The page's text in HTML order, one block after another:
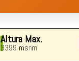
con los tours
Altura Max.
3399 msnm